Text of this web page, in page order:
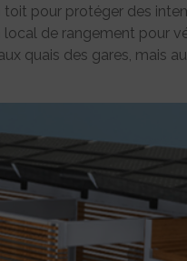
toit pour protéger des
local de rangement pour
quais des gares, mais